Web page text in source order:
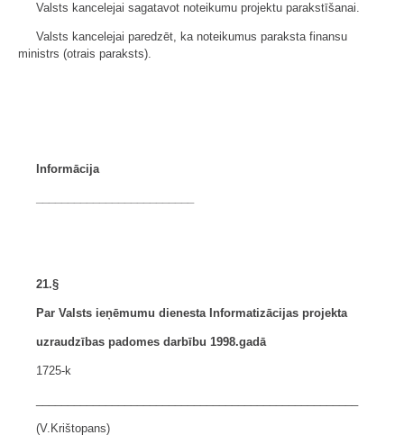
Valsts kancelejai sagatavot noteikumu projektu parakstīšanai.
Valsts kancelejai paredzēt, ka noteikumus paraksta finansu
ministrs (otrais paraksts).
Informācija
21.§
Par Valsts ieņēmumu dienesta Informatizācijas projekta
uzraudzības padomes darbību 1998.gadā
1725-k
(V.Krištopans)